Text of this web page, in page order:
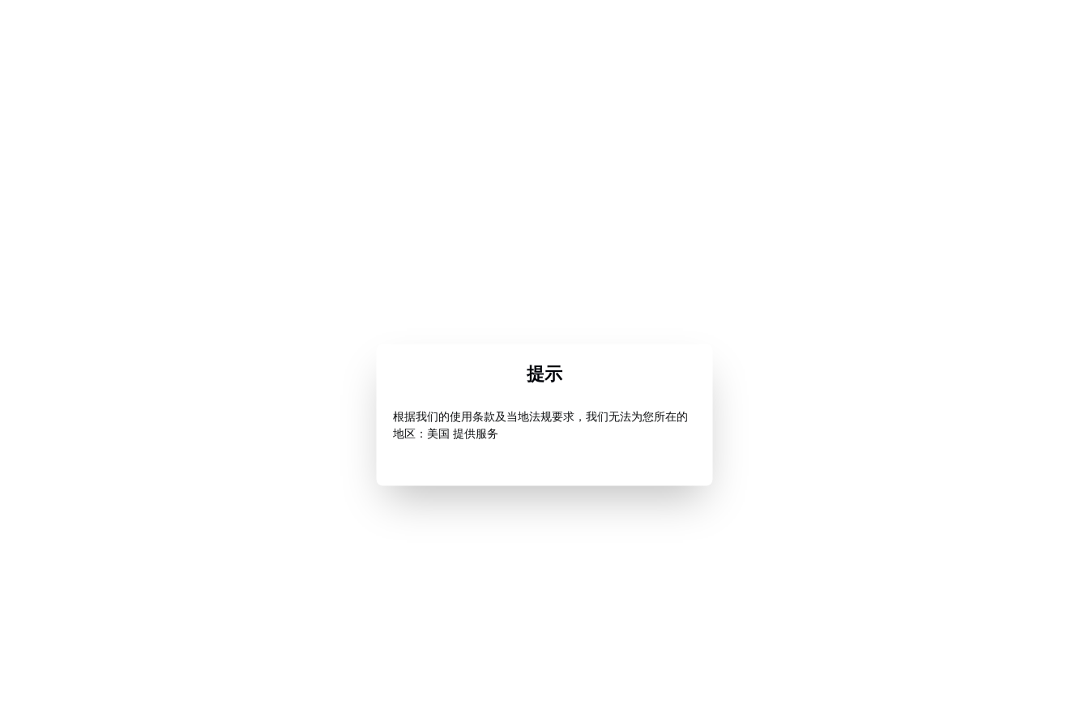
提示
根据我们的使用条款及当地法规要求，我们无法为您所在的
地区：美国 提供服务